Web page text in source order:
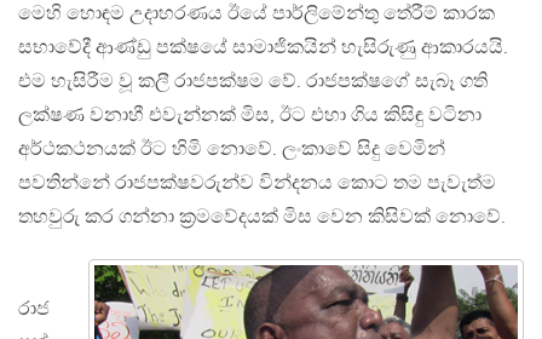
මෙහි හොඳම උදාහරණය ඊයේ පාර්ලිමේන්තු තේරීම් කාරක
සභාවේදී ආණ්ඩු පක්ෂයේ සාමාජිකයින් හැසිරුණු ආකාරයයි.
එම හැසිරීම වූ කලී රාජපක්ෂම වේ. රාජපක්ෂගේ සැබෑ ගති
ලක්ෂණ වනාහී එවැන්නක් මිස, ඊට එහා ගිය කිසිඳු වටිනා
අර්ථකථනයක් ඊට හිමි නොවේ. ලංකාවේ සිදු වෙමින්
පවතින්නේ රාජපක්ෂවරුන්ව වින්දනය කොට තම පැවැත්ම
තහවුරු කර ගන්නා ක්‍රමවේදයක් මිස වෙන කිසිවක් නොවේ.
රාජ